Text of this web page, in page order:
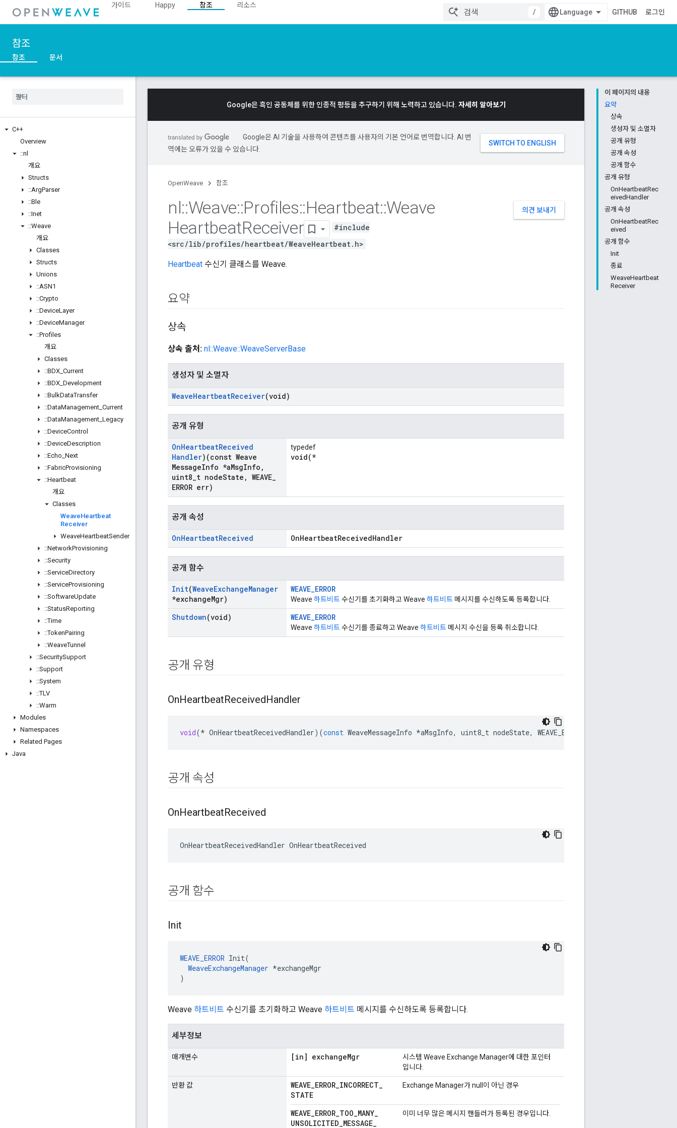
가이드 Happy 참조
리소스
/
GITHUB 로그인
참조
참조 문서
C++
Overview
::nl
개요
Structs
::ArgParser
::Ble
::Inet
::Weave
개요
Classes
Structs
Unions
::ASN1
::Crypto
::DeviceLayer
::DeviceManager
::Profiles
개요
Classes
::BDX Current
::BDX Development
::BulkDataTransfer
::DataManagement Current
::DataManagement Legacy
::DeviceControl
::DeviceDescription
::Echo Next
::FabricProvisioning
::Heartbeat
개요
Classes
WeaveHeartbeat
Receiver
WeaveHeartbeatSender
::NetworkProvisioning
::Security
::ServiceDirectory
::ServiceProvisioning
::SoftwareUpdate
::StatusReporting
::Time
::TokenPairing
::WeaveTunnel
::SecuritySupport
::Support
::System
::TLV
::Warm
Modules
Namespaces
Related Pages
Java
이 페이지의 내용
요약
상속
생성자 및 소멸자
공개 유형
공개 속성
공개 함수
공개 유형
OnHeartbeatRec
eivedHandler
공개 속성
OnHeartbeatRec
eived
공개 함수
Init
종료
WeaveHeartbeat
Receiver
Google은 흑인 공동체를 위한 인종적 평등을 추구하기 위해 노력하고 있습니다. 자세히 알아보기
Google은 AI 기술을 사용하여 콘텐츠를 사용자의 기본 언어로 번역합니다. AI 번
역에는 오류가 있을 수 있습니다.
OpenWeave 참조
의견 보내기
nl::Weave::Profiles::Heartbeat::Weave
HeartbeatReceiver
#include
<src/lib/profiles/heartbeat/WeaveHeartbeat.h>
Heartbeat 수신기 클래스를 Weave.
요약
상속
상속 출처: nl::Weave::WeaveServerBase
생성자 및 소멸자
WeaveHeartbeatReceiver(void)
공개 유형
OnHeartbeatReceived
Handler)(const Weave
MessageInfo *aMsgInfo ,
uint8 t nodeState , WEAVE
ERROR err)
typedef
void(*
공개 속성
OnHeartbeatReceived OnHeartbeatReceivedHandler
공개 함수
Init(WeaveExchangeManager
*exchangeMgr)
WEAVE_ERROR
Weave 하트비트수신기를 초기화하고 Weave 하트비트 메시지를 수신하도록 등록합니다.
Shutdown(void) WEAVE_ERROR
Weave 하트비트수신기를 종료하고 Weave 하트비트 메시지 수신을 등록 취소합니다.
공개 유형
OnHeartbeatReceivedHandler
void(* OnHeartbeatReceivedHandler)(const WeaveMessageInfo *aMsgInfo, uint8_t nodeState, WEAVE_ERROR
공개 속성
OnHeartbeatReceived
OnHeartbeatReceivedHandler OnHeartbeatReceived
공개 함수
Init
WEAVE_ERROR Init(
WeaveExchangeManager *exchangeMgr
)
Weave 하트비트 수신기를 초기화하고 Weave 하트비트 메시지를 수신하도록 등록합니다.
세부정보
매개변수 [in] exchangeMgr
시스템 Weave Exchange Manager에 대한 포인터
입니다.
반환 값 WEAVE_ERROR_INCORRECT_
STATE
Exchange Manager가 null이 아닌 경우
WEAVE_ERROR_TOO_MANY_
UNSOLICITED_MESSAGE_
이미 너무 많은 메시지 핸들러가 등록된 경우입니다.